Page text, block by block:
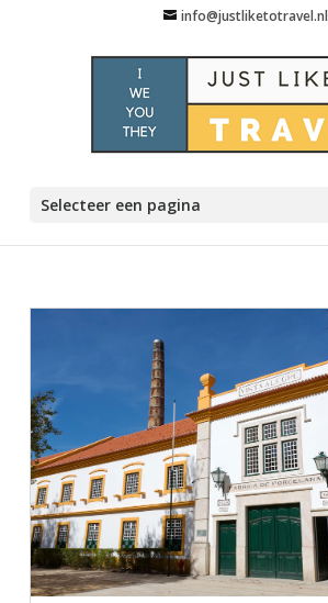
info@justliketotravel.nl
Selecteer een pagina